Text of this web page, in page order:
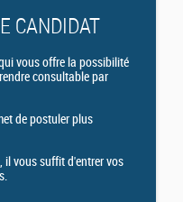
CANDIDAT
vous offre la possibilité
consultable par
de postuler plus
il vous suffit d'entrer vos